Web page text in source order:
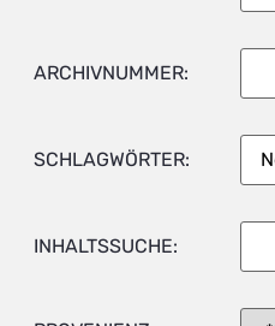
ARCHIVNUMMER:
SCHLAGWÖRTER:
INHALTSSUCHE: